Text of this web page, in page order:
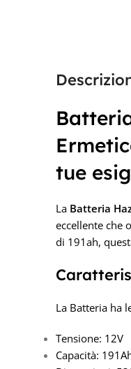
tue
La Batteria
eccellente che
di 191ah,
La Batteria ha
Tensione: 12V
Capacità: